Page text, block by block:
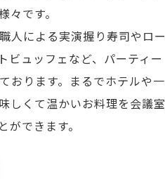
です。
人による実演握り寿司やロー
ビュッフェなど、パーティー
おります。まるでホテルや一
しくて温かいお料理を会議室
できます。